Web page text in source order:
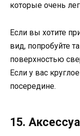
Если вы хотите
вид, попробуйте
поверхностью
Если у вас
посередине.
15.